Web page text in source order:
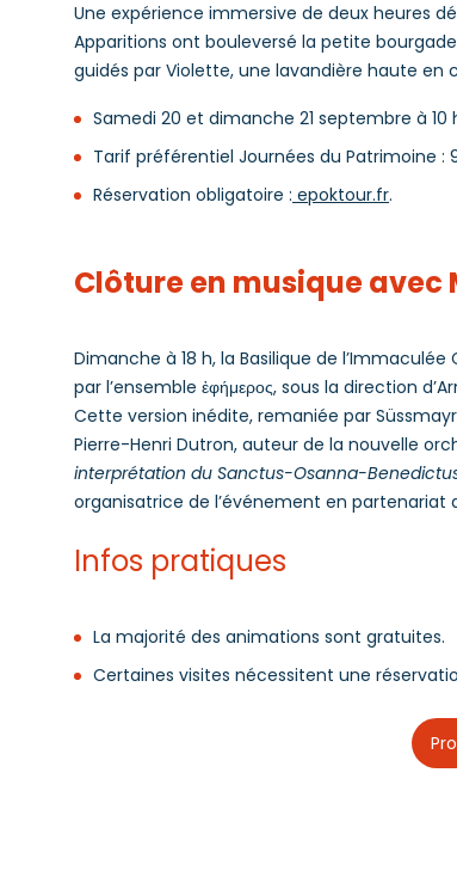
Une expérience immersive de deux heures
Apparitions ont bouleversé la petite
guidés par Violette, une lavandière haute en
Samedi 20 et dimanche 21 septembre à 10
Tarif préférentiel Journées du Patrimoine
Réservation obligatoire : epoktour.fr.
Clôture en musique avec
Dimanche à 18 h, la Basilique de
par l’ensemble ἐφήμερος, sous la direction
Cette version inédite, remaniée par
Pierre-Henri Dutron, auteur de la nouvelle
interprétation du Sanctus-Osanna-
organisatrice de l’événement en partenariat
Infos pratiques
La majorité des animations sont gratuites.
Certaines visites nécessitent une